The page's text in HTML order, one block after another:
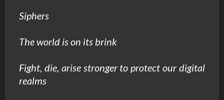
Siphers
The world is on its brink
Fight, die, arise stronger to protect our digital
realms